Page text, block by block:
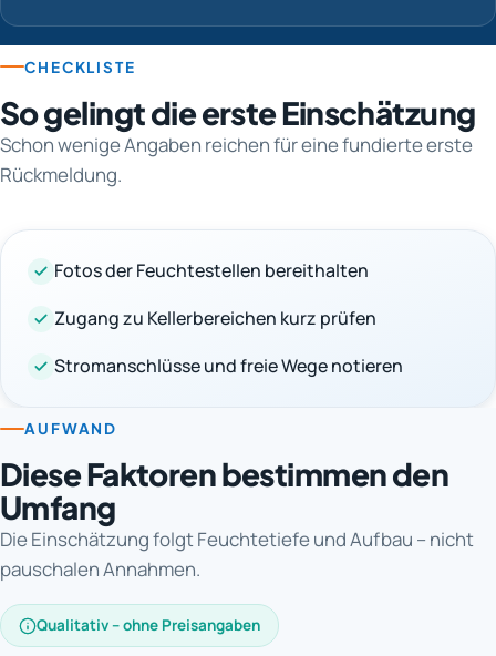
CHECKLISTE
So gelingt die erste Einschätzung
Schon wenige Angaben reichen für eine fundierte erste
Rückmeldung.
Fotos der Feuchtestellen bereithalten
Zugang zu Kellerbereichen kurz prüfen
Stromanschlüsse und freie Wege notieren
AUFWAND
Diese Faktoren bestimmen den
Umfang
Die Einschätzung folgt Feuchtetiefe und Aufbau – nicht
pauschalen Annahmen.
Qualitativ – ohne Preisangaben